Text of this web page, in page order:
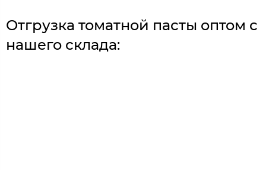
Отгрузка томатной пасты оптом с
нашего склада: